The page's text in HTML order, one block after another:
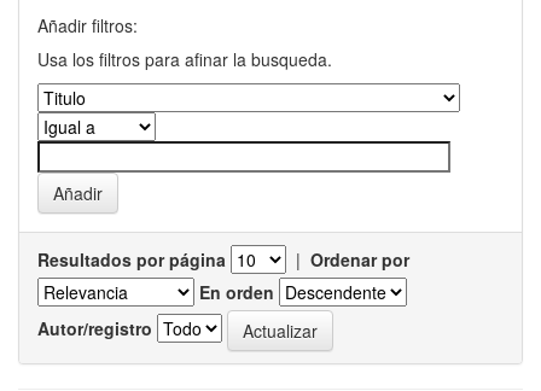
Añadir filtros:
Usa los filtros para afinar la busqueda.
Resultados por página | Ordenar por
En orden
Autor/registro